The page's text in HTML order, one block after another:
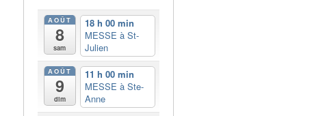
AOÛT
8
sam
18 h 00 min
MESSE à St-
Julien
AOÛT
9
dim
11 h 00 min
MESSE à Ste-
Anne